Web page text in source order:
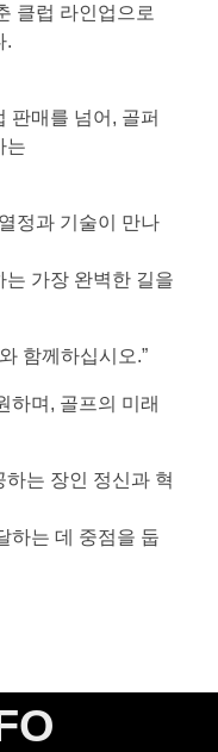
클럽 라인업으로
.
판매를 넘어, 골퍼
는
정과 기술이 만나
가장 완벽한 길을
함께하십시오.”
하며, 골프의 미래
는 장인 정신과 혁
하는 데 중점을 둡